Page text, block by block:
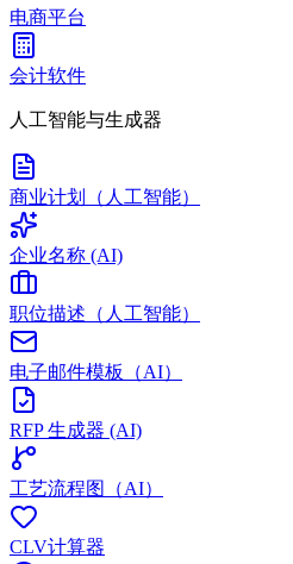
电商平台
会计软件
人工智能与生成器
商业计划（人工智能）
企业名称 (AI)
职位描述（人工智能）
电子邮件模板（AI）
RFP 生成器 (AI)
工艺流程图（AI）
CLV计算器